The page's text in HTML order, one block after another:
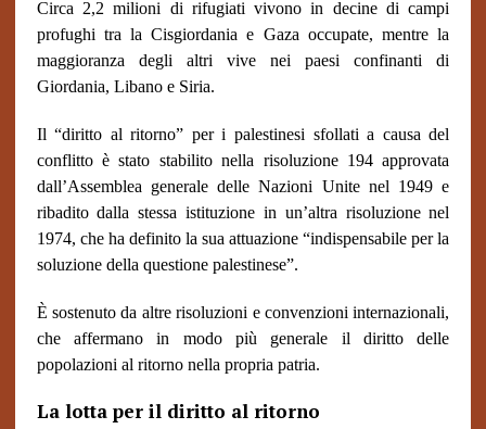
Circa 2,2 milioni di rifugiati vivono in decine di campi
profughi tra la Cisgiordania e Gaza occupate, mentre la
maggioranza degli altri vive nei paesi confinanti di
Giordania, Libano e Siria.
Il “diritto al ritorno” per i palestinesi sfollati a causa del
conflitto è stato stabilito nella risoluzione 194 approvata
dall’Assemblea generale delle Nazioni Unite nel 1949 e
ribadito dalla stessa istituzione in un’altra risoluzione nel
1974, che ha definito la sua attuazione “indispensabile per la
soluzione della questione palestinese”.
È sostenuto da altre risoluzioni e convenzioni internazionali,
che affermano in modo più generale il diritto delle
popolazioni al ritorno nella propria patria.
La lotta per il diritto al ritorno